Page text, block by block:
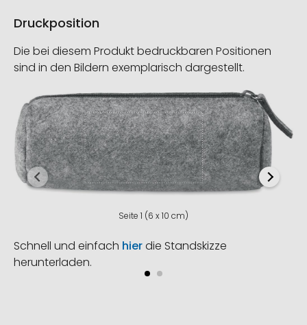
Druckposition
Die bei diesem Produkt bedruckbaren Positionen
sind in den Bildern exemplarisch dargestellt.
Seite 1 (6 x 10 cm)
Schnell und einfach hierdie Standskizze
herunterladen.